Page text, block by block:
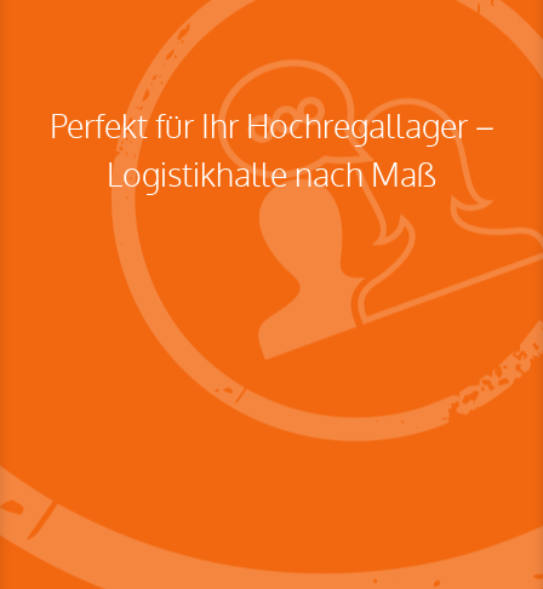
Perfekt für Ihr Hochregallager –
Logistikhalle nach Maß